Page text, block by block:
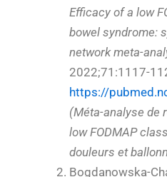
Efficacy of a low
bowel syndrome:
network meta-
2022;71:1117-
https://
(Méta-analyse de
low FODMAP
douleurs et
Bogdanowska-